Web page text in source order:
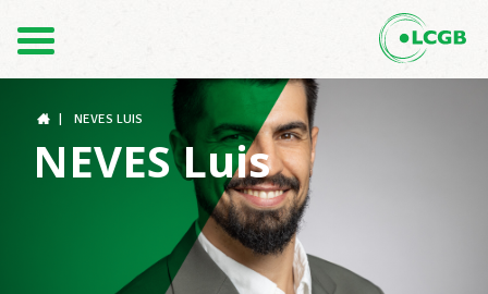
FR
DE
Gewerkschaftsstrukturen
NEVES LUIS
NEVES Luis